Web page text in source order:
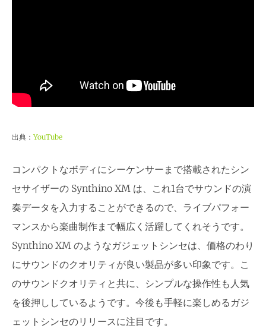
出典： YouTube
コンパクトなボディにシーケンサーまで搭載されたシン
セサイザーの Synthino XM は、これ1台でサウンドの演
奏データを入力することができるので、ライブパフォー
マンスから楽曲制作まで幅広く活躍してくれそうです。
Synthino XM のようなガジェットシンセは、価格のわり
にサウンドのクオリティが良い製品が多い印象です。こ
のサウンドクオリティと共に、シンプルな操作性も人気
を後押ししているようです。今後も手軽に楽しめるガジ
ェットシンセのリリースに注目です。